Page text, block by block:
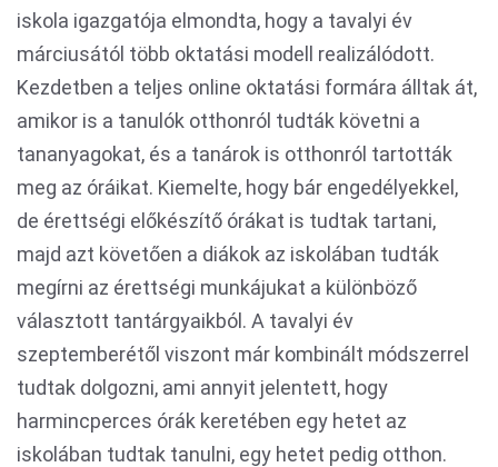
iskola igazgatója elmondta, hogy a tavalyi év
márciusától több oktatási modell realizálódott.
Kezdetben a teljes online oktatási formára álltak át,
amikor is a tanulók otthonról tudták követni a
tananyagokat, és a tanárok is otthonról tartották
meg az óráikat. Kiemelte, hogy bár engedélyekkel,
de érettségi előkészítő órákat is tudtak tartani,
majd azt követően a diákok az iskolában tudták
megírni az érettségi munkájukat a különböző
választott tantárgyaikból. A tavalyi év
szeptemberétől viszont már kombinált módszerrel
tudtak dolgozni, ami annyit jelentett, hogy
harmincperces órák keretében egy hetet az
iskolában tudtak tanulni, egy hetet pedig otthon.